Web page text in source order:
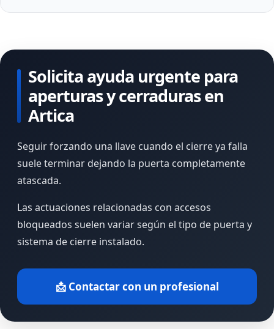
Solicita ayuda urgente para
aperturas y cerraduras en
Artica
Seguir forzando una llave cuando el cierre ya falla
suele terminar dejando la puerta completamente
atascada.
Las actuaciones relacionadas con accesos
bloqueados suelen variar según el tipo de puerta y
sistema de cierre instalado.
📩 Contactar con un profesional